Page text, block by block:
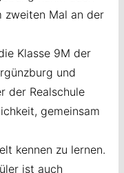
zweiten Mal an der
Klasse 9M der
und
der Realschule
gemeinsam
kennen zu lernen.
ist auch